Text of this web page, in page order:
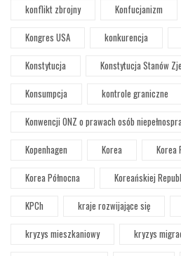
konflikt zbrojny
Konfucjanizm
Kongres USA
konkurencja
Konstytucja
Konstytucja Stanów
Konsumpcja
kontrole graniczne
Konwencji ONZ o prawach osób
Kopenhagen
Korea
Korea
Korea Północna
Koreańskiej
KPCh
kraje rozwijające się
kryzys mieszkaniowy
kryzys